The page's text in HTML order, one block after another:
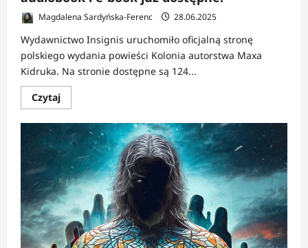
Magdalena Sardyńska-Ferenc 28.06.2025
Wydawnictwo Insignis uruchomiło oficjalną stronę
polskiego wydania powieści Kolonia autorstwa Maxa
Kidruka. Na stronie dostępne są 124...
CzytajDowiedz
się
o
NEWS:
Kolonia
Maxa
Kidruka
–
darmowy
audiobook
i
e-
book
już
dostępne!